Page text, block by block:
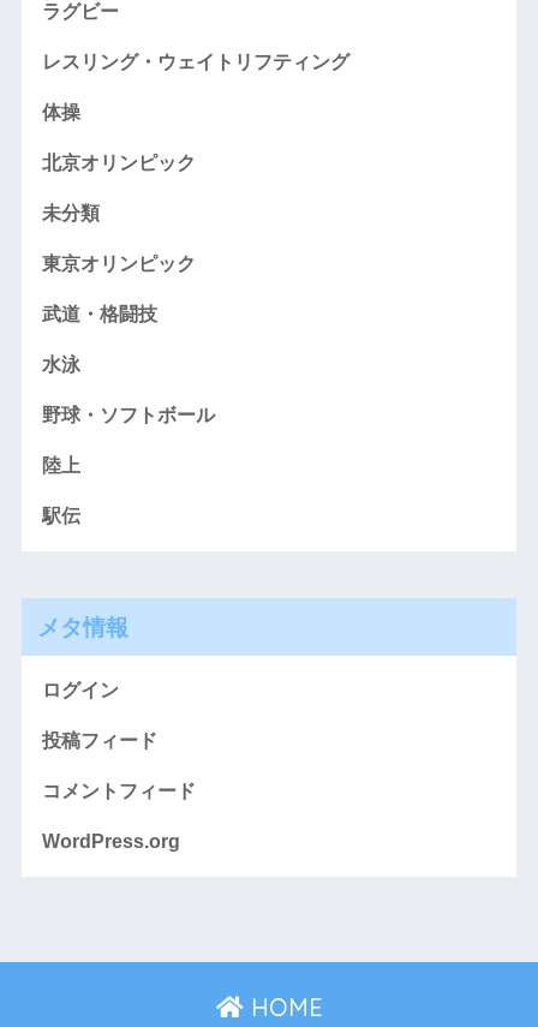
ラグビー
レスリング・ウェイトリフティング
体操
北京オリンピック
未分類
東京オリンピック
武道・格闘技
水泳
野球・ソフトボール
陸上
駅伝
メタ情報
ログイン
投稿フィード
コメントフィード
WordPress.org
HOME